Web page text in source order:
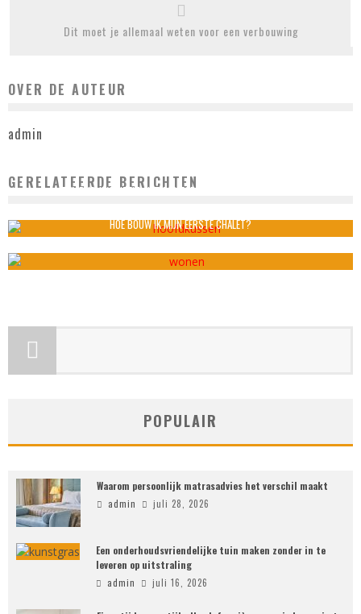
Dit moet je allemaal weten voor een verbouwing
OVER DE AUTEUR
admin
GERELATEERDE BERICHTEN
TEMPUR-KWALITEIT: HET COMFORT DAT JE HOOFD VERDIENT
HOE BOUW IK MIJN EERSTE CHALET?
POPULAIR
Waarom persoonlijk matrasadvies het verschil maakt
admin juli 28, 2026
Een onderhoudsvriendelijke tuin maken zonder in te
leveren op uitstraling
admin juli 16, 2026